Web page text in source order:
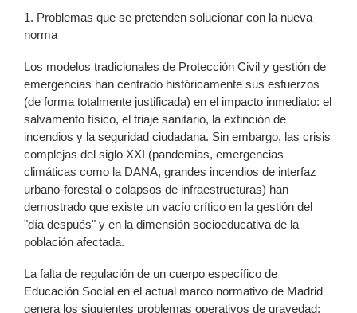
1. Problemas que se pretenden solucionar con la nueva
norma
Los modelos tradicionales de Protección Civil y gestión de
emergencias han centrado históricamente sus esfuerzos
(de forma totalmente justificada) en el impacto inmediato: el
salvamento físico, el triaje sanitario, la extinción de
incendios y la seguridad ciudadana. Sin embargo, las crisis
complejas del siglo XXI (pandemias, emergencias
climáticas como la DANA, grandes incendios de interfaz
urbano-forestal o colapsos de infraestructuras) han
demostrado que existe un vacío crítico en la gestión del
"día después" y en la dimensión socioeducativa de la
población afectada.
La falta de regulación de un cuerpo específico de
Educación Social en el actual marco normativo de Madrid
genera los siguientes problemas operativos de gravedad: